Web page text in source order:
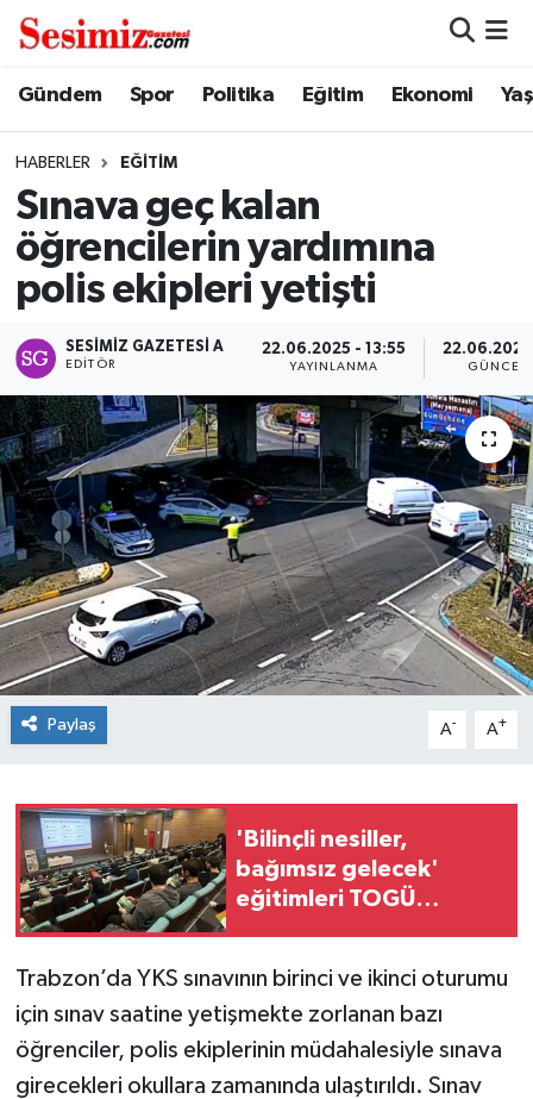
Gündem Spor Politika Eğitim Ekonomi
HABERLER EĞITIM
Sınava geç kalan
öğrencilerin yardımına
polis ekipleri yetişti
SESIMIZ GAZETESI A
EDITÖR
22.06.2025 - 13:55
YAYINLANMA
22.06.2025
Paylaş A- A+
'Bilinçli nesiller,
bağımsız gelecek'
eğitimleri TOGÜ
Trabzon’da YKS sınavının birinci ve ikinci oturumu
için sınav saatine yetişmekte zorlanan bazı
öğrenciler, polis ekiplerinin müdahalesiyle sınava
girecekleri okullara zamanında ulaştırıldı. Sınav
Dünya
Ekonomi
Genel
Gündem
Magazin
Politika
Sağlık
Spor
Teknoloji
Tokat Haberleri
Nöbetçi Eczaneler
Hava Durumu
Namaz Vakitleri
Trafik Durumu
Süper Lig Puan Durumu ve Fikstür
Tüm Manşetler
Son Dakika Haberleri
Haber Arşivi